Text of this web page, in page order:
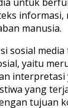
informasi,
manusia.
sosial
yaitu
yang
tujuan